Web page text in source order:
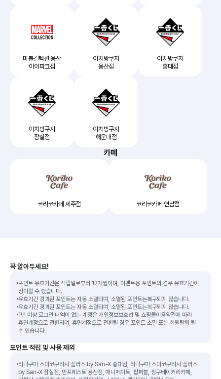
마블컬렉션 용산
아이파크점
이치방쿠지
용산점
이치방쿠지
홍대점
이치방쿠지
잠실점
이치방쿠지
해운대점
카페
코리코카페 제주점 코리코카페 연남점
꼭 알아두세요!
포인트 유효기간은 적립일로부터 12개월이며, 이벤트용 포인트의 경우 유효기간이
상이할 수 있습니다.
유효기간 경과된 포인트는 자동 소멸되며, 소멸된 포인트는복구되지 않습니다.
유효기간 경과된 포인트는 자동 소멸되며, 소멸된 포인트는복구되지 않습니다.
1년 이상 로그인 내역이 없는 계정은 개인정보보호법 및 쇼핑몰이용약관에 따라
휴면계정으로 전환되며, 휴면계정으로 전환될 경우 포인트 소멸 또는 회원탈퇴 될
수 있습니다.
포인트 적립 및 사용 제외
리락쿠마 스미코구라시 플러스 by San-X 홍대점, 리락쿠마 스미코구라시 플러스
by San-X 잠실점, 반프레스토 용산점, 애니메이트, 팝퍼블, 짱구베이커리카페,